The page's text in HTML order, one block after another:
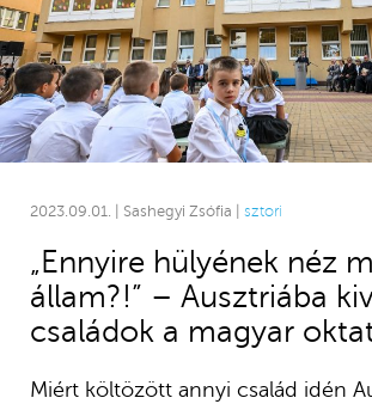
2023.09.01. | Sashegyi Zsófia | sztori
„Ennyire hülyének néz
állam?!” – Ausztriába
családok a magyar
Miért költözött annyi család idén